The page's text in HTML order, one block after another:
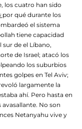
los cuatro han sido
qué durante los
el sistema
tiene capacidad
sur de el Líbano,
de Israel; atacó los
los suburbios
golpes en Tel Aviv;
largamente la
ahí. Pero hasta en
No son
Netanyahu vive y